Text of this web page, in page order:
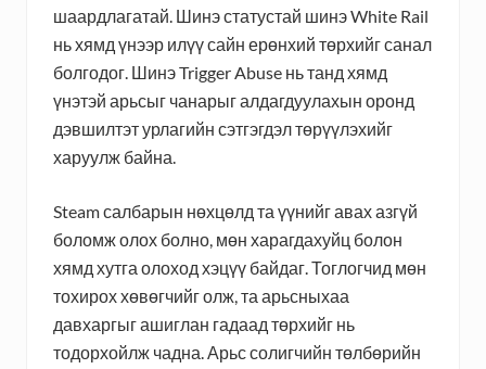
шаардлагатай. Шинэ статустай шинэ White Rail
нь хямд үнээр илүү сайн ерөнхий төрхийг санал
болгодог. Шинэ Trigger Abuse нь танд хямд
үнэтэй арьсыг чанарыг алдагдуулахын оронд
дэвшилтэт урлагийн сэтгэгдэл төрүүлэхийг
харуулж байна.
Steam салбарын нөхцөлд та үүнийг авах азгүй
боломж олох болно, мөн харагдахуйц болон
хямд хутга олоход хэцүү байдаг. Тоглогчид мөн
тохирох хөвөгчийг олж, та арьсныхаа
давхаргыг ашиглан гадаад төрхийг нь
тодорхойлж чадна. Арьс солигчийн төлбөрийн